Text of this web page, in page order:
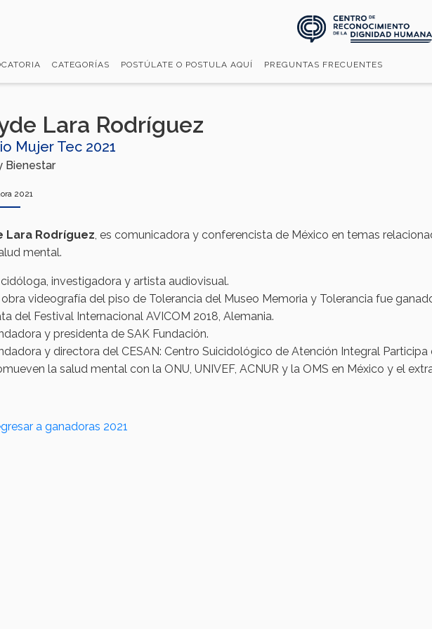
CATEGORÍAS POSTÚLATE O POSTULA AQUÍ PREGUNTAS FRECUENTES
Lara Rodríguez
Mujer Tec 2021
Bienestar
2021
Lara Rodríguez, es comunicadora y conferencista de México en temas
mental.
investigadora y artista audiovisual.
obra videografía del piso de Tolerancia del Museo Memoria y Tolerancia fue
del Festival Internacional AVICOM 2018, Alemania.
y presidenta de SAK Fundación.
y directora del CESAN: Centro Suicidológico de Atención Integral
la salud mental con la ONU, UNIVEF, ACNUR y la OMS en México y el
a ganadoras 2021